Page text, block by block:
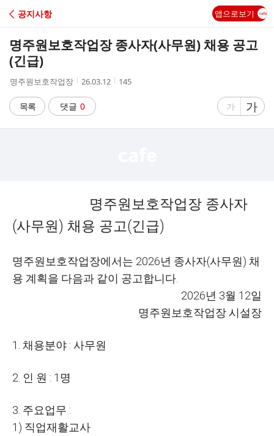
C
A
공지사항 앱으로보기
명주원보호작업장 종사자(사무원) 채용 공고
(긴급)
작
자
명주원보호작업장
작
시
간
26.03.12
조
145
목록 댓글 0
글
게
가
글
자
게
가
명주원보호작업장 종사자
(사무원) 채용 공고(긴급)
명주원보호작업장에서는 2026년 종사자(사무원) 채
용 계획을 다음과 같이 공고합니다
2026년 3월 12일
명주원보호작업장 시설장
1. 채용분야 : 사무원
2. 인 원 : 1 명
3. 주요업무 :
1) 직업재활교사